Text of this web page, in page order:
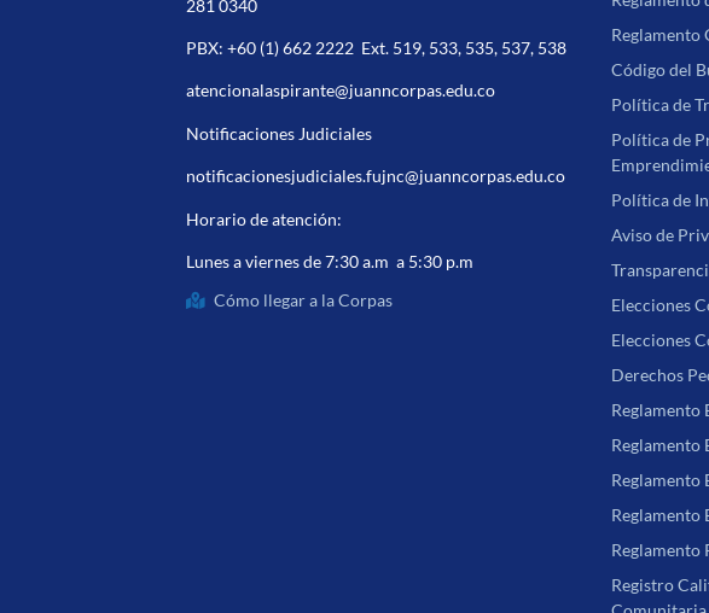
281 0340
PBX:+60 (1) 662 2222 Ext. 519, 533, 535, 537, 538
atencionalaspirante@juanncorpas.edu.co
Notificaciones Judiciales
notificacionesjudiciales.fujnc@juanncorpas.edu.co
Horario de atención:
Lunes a viernes de 7:30 a.m a 5:30 p.m
Cómo llegar a la Corpas
Reglamento
Código del
Política de
Política de
Política de
Aviso de
Elecciones
Elecciones
Derechos
Reglamento
Reglamento
Reglamento
Reglamento
Reglamento
Registro